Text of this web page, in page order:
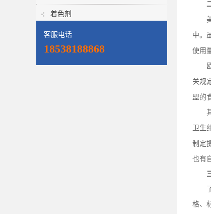
着色剂
客服电话
18538188868
中。
使用
关规
盟的
卫
制定
也有
格、